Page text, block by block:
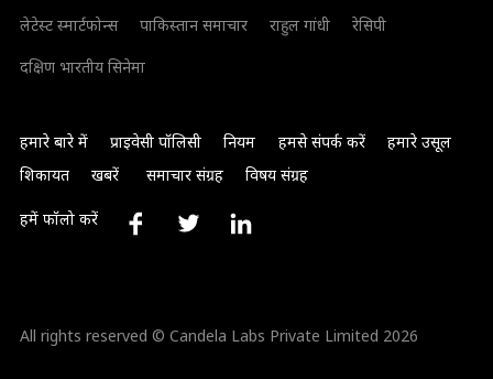
लेटेस्ट स्मार्टफोन्स
पाकिस्तान समाचार राहुल गांधी
रेसिपी
दक्षिण भारतीय सिनेमा
हमारे बारे में प्राइवेसी पॉलिसी नियम हमसे संपर्क करें
हमारे उसूल
शिकायत
खबरें समाचार संग्रह विषय संग्रह
हमें फॉलो करें
All rights reserved © Candela Labs Private Limited 2026